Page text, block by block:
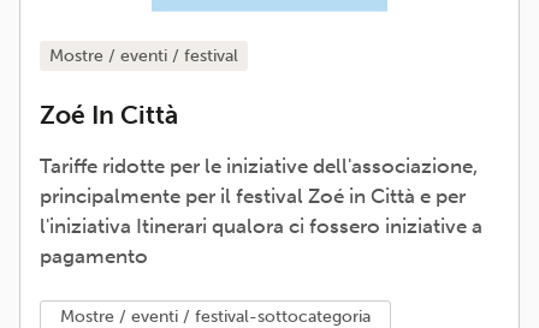
mostre / eventi / festival
Zoé In Città
Tariffe ridotte per le iniziative dell'associazione,
principalmente per il festival Zoé in Città e per
l'iniziativa Itinerari qualora ci fossero iniziative a
pagamento
mostre / eventi / festival-sottocategoria